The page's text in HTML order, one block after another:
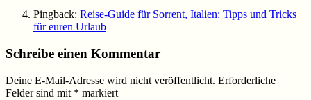
Pingback: Reise-Guide für Sorrent, Italien: Tipps und Tricks
für euren Urlaub
Schreibe einen Kommentar
Deine E-Mail-Adresse wird nicht veröffentlicht. Erforderliche
Felder sind mit * markiert